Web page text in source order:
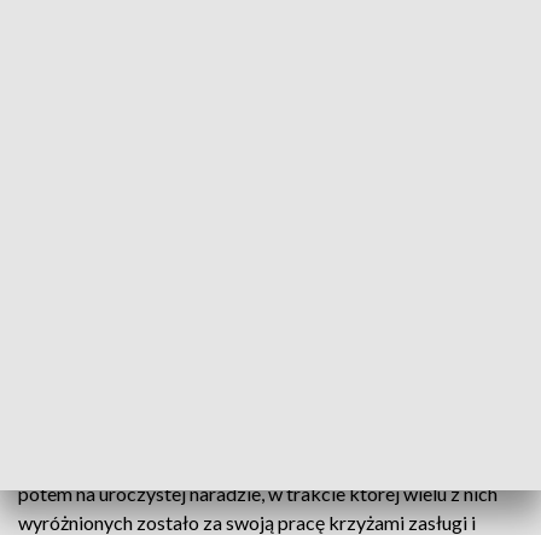
potem na uroczystej naradzie, w trakcie której wielu z nich
wyróżnionych zostało za swoją pracę krzyżami zasługi i